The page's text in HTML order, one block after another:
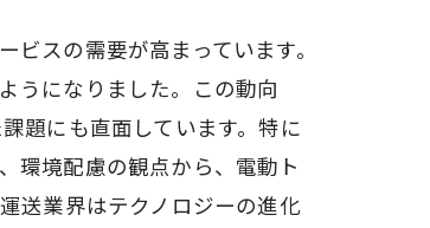
スの需要が高まっています。
うになりました。この動向
題にも直面しています。特に
環境配慮の観点から、電動ト
送業界はテクノロジーの進化